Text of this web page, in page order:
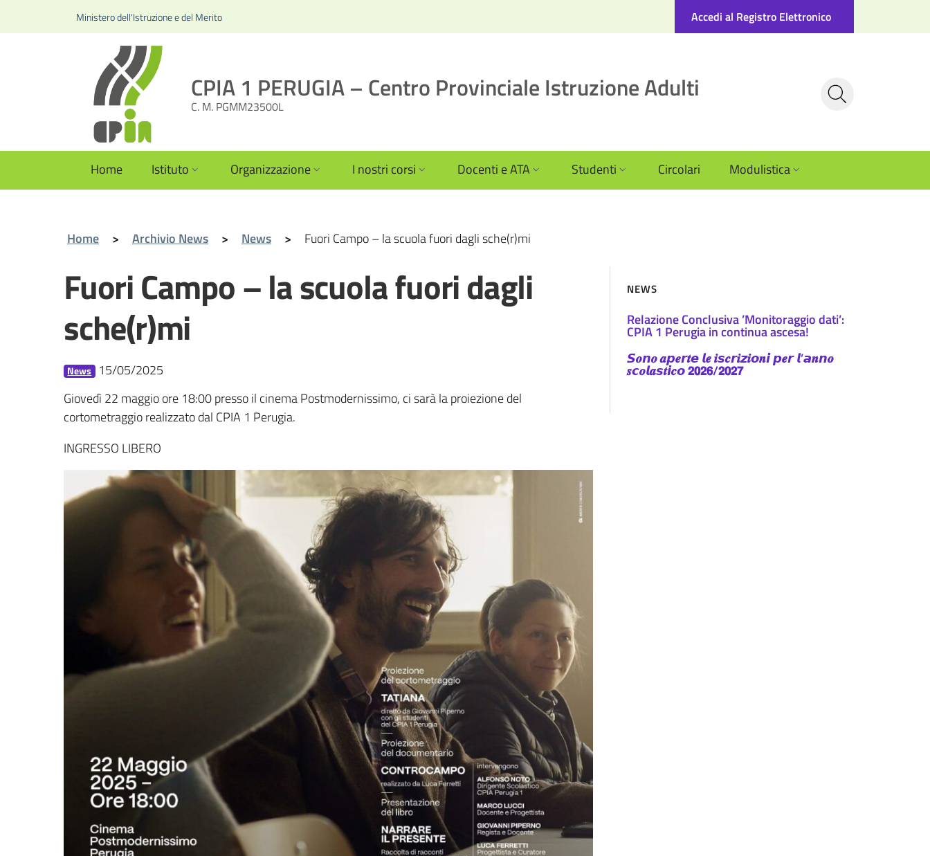
Ministero dell'Istruzione e del Merito Accedi al Registro Elettronico
CPIA 1 PERUGIA – Centro Provinciale Istruzione Adulti
C. M. PGMM23500L
Home Istituto Organizzazione I nostri corsi Docenti e ATA Studenti Circolari Modulistica
Home > Archivio News > News > Fuori Campo – la scuola fuori dagli sche(r)mi
Fuori Campo – la scuola fuori dagli
sche(r)mi
News
15/05/2025
Giovedì 22 maggio ore 18:00 presso il cinema Postmodernissimo, ci sarà la proiezione del
cortometraggio realizzato dal CPIA 1 Perugia.
INGRESSO LIBERO
NEWS
Relazione Conclusiva ’Monitoraggio dati’:
CPIA 1 Perugia in continua ascesa!
𝙎𝒐𝙣𝒐 𝒂𝙥𝒆𝙧𝒕𝙚 𝙡𝒆 𝒊𝙨𝒄𝙧𝒊𝙯𝒊𝙤𝒏𝙞 𝙥𝒆𝙧 𝙡’𝙖𝒏𝙣𝒐
𝒔𝙘𝒐𝙡𝒂𝙨𝒕𝙞𝒄𝙤 𝟮𝟬𝟮𝟲/𝟮𝟬𝟮𝟳